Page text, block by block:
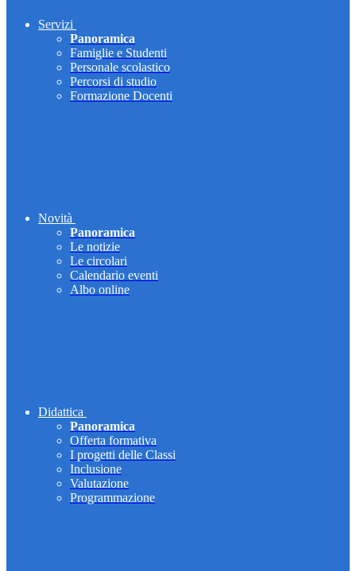
Servizi
Panoramica
Famiglie e Studenti
Personale scolastico
Percorsi di studio
Formazione Docenti
Novità
Panoramica
Le notizie
Le circolari
Calendario eventi
Albo online
Didattica
Panoramica
Offerta formativa
I progetti delle Classi
Inclusione
Valutazione
Programmazione